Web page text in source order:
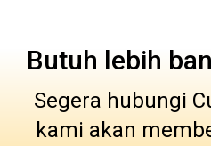
Butuh lebih
Segera hubungi
kami akan